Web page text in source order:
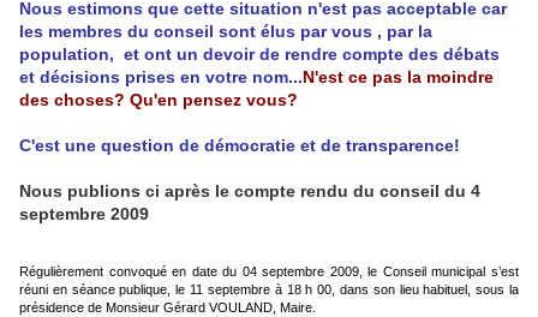
Nous estimons que cette situation n'est pas acceptable car
les membres du conseil sont élus par vous , par la
population, et ont un devoir de rendre compte des débats
et décisions prises en votre nom...N'est ce pas la moindre
des choses? Qu'en pensez vous?
C'est une question de démocratie et de transparence!
Nous publions ci après le compte rendu du conseil du 4
septembre 2009
Régulièrement convoqué en date du 04 septembre 2009, le Conseil municipal s’est
réuni en séance publique, le 11 septembre à 18 h 00, dans son lieu habituel, sous la
présidence de Monsieur Gérard VOULAND, Maire.